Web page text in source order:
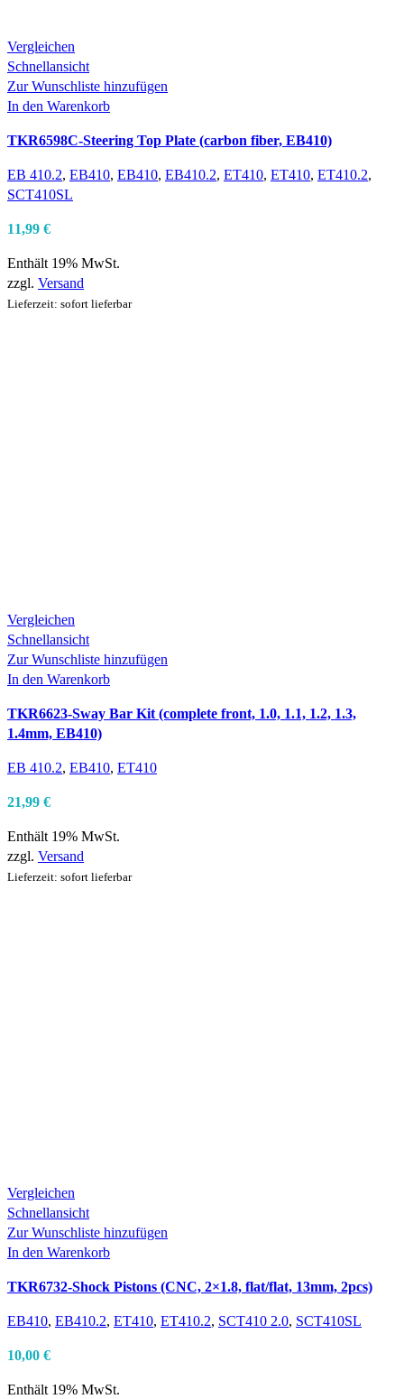
Vergleichen
Schnellansicht
Zur Wunschliste hinzufügen
In den Warenkorb
TKR6598C-Steering Top Plate (carbon fiber, EB410)
EB 410.2, EB410, EB410, EB410.2, ET410, ET410, ET410.2,
SCT410SL
11,99 €
Enthält 19% MwSt.
zzgl. Versand
Lieferzeit: sofort lieferbar
Vergleichen
Schnellansicht
Zur Wunschliste hinzufügen
In den Warenkorb
TKR6623-Sway Bar Kit (complete front, 1.0, 1.1, 1.2, 1.3,
1.4mm, EB410)
EB 410.2, EB410, ET410
21,99 €
Enthält 19% MwSt.
zzgl. Versand
Lieferzeit: sofort lieferbar
Vergleichen
Schnellansicht
Zur Wunschliste hinzufügen
In den Warenkorb
TKR6732-Shock Pistons (CNC, 2×1.8, flat/flat, 13mm, 2pcs)
EB410, EB410.2, ET410, ET410.2, SCT410 2.0, SCT410SL
10,00 €
Enthält 19% MwSt.